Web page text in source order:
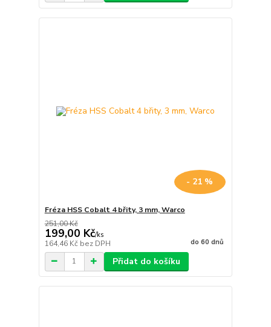
- 21 %
Fréza HSS Cobalt 4 břity, 3 mm, Warco
251,00 Kč
199,00 Kč/ks
164,46 Kč bez DPH do 60 dnů
Přidat do košíku